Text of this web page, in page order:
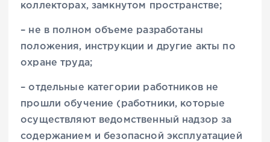
коллекторах, замкнутом пространстве;
– не в полном объеме разработаны
положения, инструкции и другие акты по
охране труда;
– отдельные категории работников не
прошли обучение (работники, которые
осуществляют ведомственный надзор за
содержанием и безопасной эксплуатацией